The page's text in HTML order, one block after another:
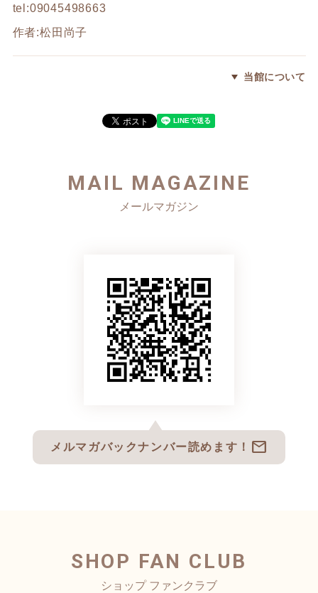
tel:09045498663
作者:松田尚子
当館について
MAIL MAGAZINE
メルマガバックナンバー読めます！ mail
SHOP FAN CLUB